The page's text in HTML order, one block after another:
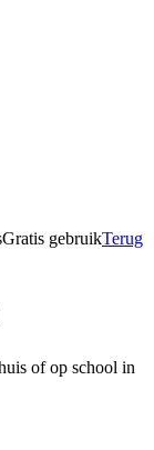
Gratis gebruikTerug
of op school in